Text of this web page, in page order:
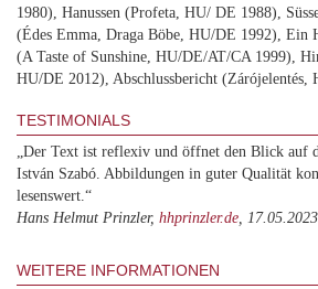
1980), Hanussen (Profeta, HU/ DE 1988),
(Édes Emma, Draga Böbe, HU/DE 1992), Ein
(A Taste of Sunshine, HU/DE/AT/CA 1999),
HU/DE 2012), Abschlussbericht (Zárójelentés,
TESTIMONIALS
„Der Text ist reflexiv und öffnet den Blick auf
István Szabó. Abbildungen in guter Qualität
lesenswert.“
Hans Helmut Prinzler, hhprinzler.de, 17.05.2023
WEITERE INFORMATIONEN